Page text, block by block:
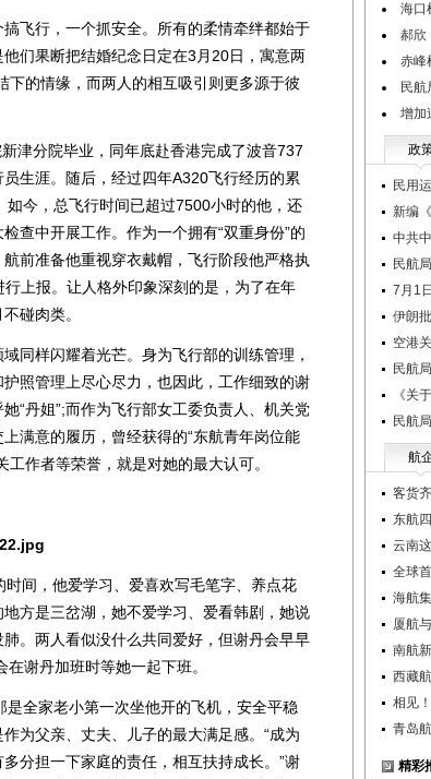
行，一个抓安全。所有的柔情牵绊都始于
们果断把结婚纪念日定在3月20日，寓意两
下的情缘，而两人的相互吸引则更多源于彼
分院毕业，同年底赴香港完成了波音737
生涯。随后，经过四年A320飞行经历的累
今，总飞行时间已超过7500小时的他，还
查中开展工作。作为一个拥有“双重身份”的
前准备他重视穿衣戴帽，飞行阶段他严格执
上报。让人格外印象深刻的是，为了在年
碰肉类。
样闪耀着光芒。身为飞行部的训练管理，
照管理上尽心尽力，也因此，工作细致的谢
“丹姐”;而作为飞行部女工委负责人、机关党
满意的履历，曾经获得的“东航青年岗位能
作者等荣誉，就是对她的最大认可。
间，他爱学习、爱喜欢写毛笔字、养点花
方是三岔湖，她不爱学习、爱看韩剧，她说
。两人看似没什么共同爱好，但谢丹会早早
谢丹加班时等她一起下班。
全家老小第一次坐他开的飞机，安全平稳
为父亲、丈夫、儿子的最大满足感。“成为
分担一下家庭的责任，相互扶持成长。”谢
海口
郝欣
赤峰
民
增加
政
民用
新编
中共
民航
7月1
伊朗
空港
民航
《关
民航
航
客货
东航
云南
全球
海航
厦航
南航
西藏
相见
青岛
精彩